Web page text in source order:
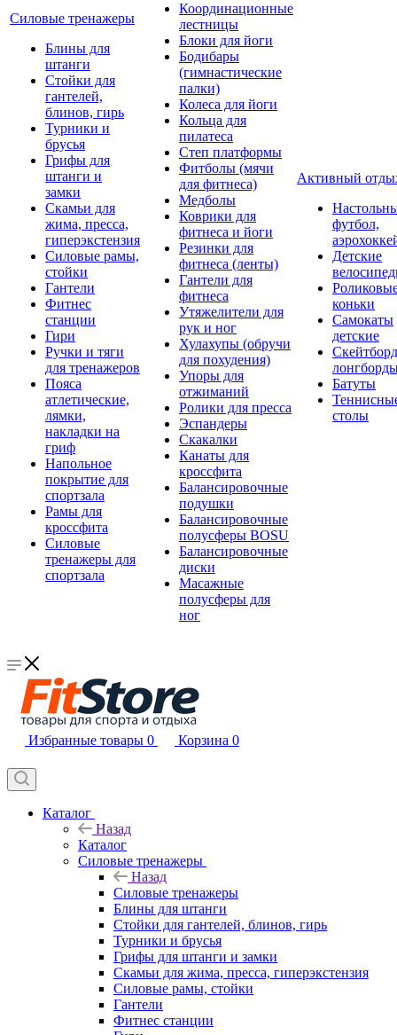
Силовые тренажеры
Блины для
штанги
Стойки для
гантелей,
блинов, гирь
Турники и
брусья
Грифы для
штанги и
замки
Скамьи для
жима, пресса,
гиперэкстензия
Силовые рамы,
стойки
Гантели
Фитнес
станции
Гири
Ручки и тяги
для тренажеров
Пояса
атлетические,
лямки,
накладки на
гриф
Напольное
покрытие для
спортзала
Рамы для
кроссфита
Силовые
тренажеры для
спортзала
Координационные
лестницы
Блоки для йоги
Бодибары
(гимнастические
палки)
Колеса для йоги
Кольца для
пилатеса
Степ платформы
Фитболы (мячи
для фитнеса)
Медболы
Коврики для
фитнеса и йоги
Резинки для
фитнеса (ленты)
Гантели для
фитнеса
Утяжелители для
рук и ног
Хулахупы (обручи
для похудения)
Упоры для
отжиманий
Ролики для пресса
Эспандеры
Скакалки
Канаты для
кроссфита
Балансировочные
подушки
Балансировочные
полусферы BOSU
Балансировочные
диски
Масажные
полусферы для
ног
Активный
футбол,
Детские
коньки
Самокаты
детские
Батуты
столы
Избранные товары 0 Корзина 0
Каталог
Назад
Каталог
Силовые тренажеры
Назад
Силовые тренажеры
Блины для штанги
Стойки для гантелей, блинов, гирь
Турники и брусья
Грифы для штанги и замки
Скамьи для жима, пресса, гиперэкстензия
Силовые рамы, стойки
Гантели
Фитнес станции